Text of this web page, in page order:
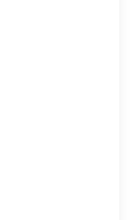
داده است. با کیفیت ترین
تهران، سه راه امین حضور،